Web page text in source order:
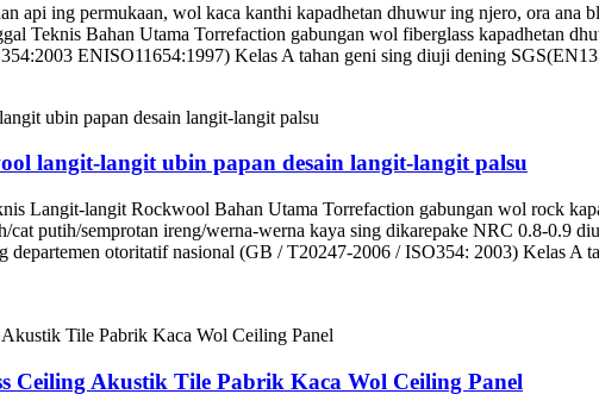
ing permukaan, wol kaca kanthi kapadhetan dhuwur ing njero, ora ana
Teknis Bahan Utama Torrefaction gabungan wol fiberglass kapadhetan
ENISO11654:1997) Kelas A tahan geni sing diuji dening
langit-langit ubin papan desain langit-langit palsu
Langit-langit Rockwool Bahan Utama Torrefaction gabungan wol rock
cat putih/semprotan ireng/werna-werna kaya sing dikarepake NRC 0.8-0.9
otoritatif nasional (GB / T20247-2006 / ISO354: 2003) Kelas A
Ceiling Akustik Tile Pabrik Kaca Wol Ceiling Panel